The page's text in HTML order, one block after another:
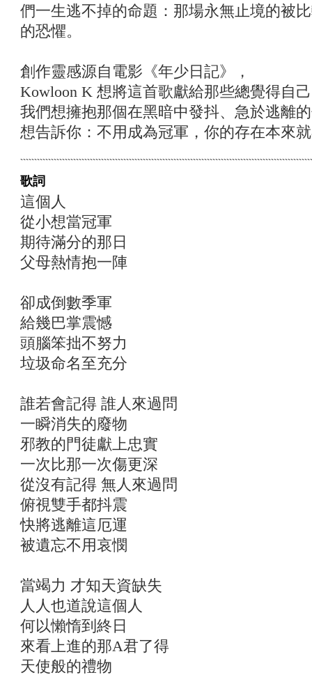
們一生逃不掉的命題：那場永無止境的被
的恐懼。
創作靈感源自電影《年少日記》，
Kowloon K 想將這首歌獻給那些總覺得自
我們想擁抱那個在黑暗中發抖、急於逃離
想告訴你：不用成為冠軍，你的存在本來
歌詞
這個人
從小想當冠軍
期待滿分的那日
父母熱情抱一陣
卻成倒數季軍
給幾巴掌震憾
頭腦笨拙不努力
垃圾命名至充分
誰若會記得 誰人來過問
一瞬消失的廢物
邪教的門徒獻上忠實
一次比那一次傷更深
從沒有記得 無人來過問
俯視雙手都抖震
快將逃離這厄運
被遺忘不用哀憫
當竭力 才知天資缺失
人人也道說這個人
何以懶惰到終日
來看上進的那A君了得
天使般的禮物